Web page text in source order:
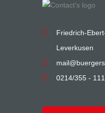
Friedrich-
Leverkusen
0214/355 -